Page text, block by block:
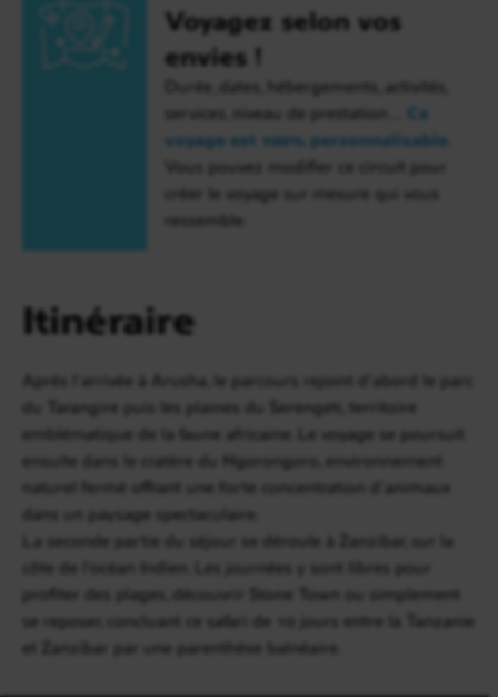
Voyagez selon vos
envies !
Durée, dates, hébergements, activités,
services, niveau de prestation…
Ce
voyage est 100% personnalisable
Vous pouvez modifier ce circuit pour
créer le voyage sur mesure qui vous
ressemble.
Itinéraire
Après l’arrivée à Arusha, le parcours rejoint d’abord le parc
du Tarangire puis les plaines du Serengeti, territoire
emblématique de la faune africaine. Le voyage se poursuit
ensuite dans le cratère du Ngorongoro, environnement
naturel fermé offrant une forte concentration d’animaux
dans un paysage spectaculaire.
La seconde partie du séjour se déroule à Zanzibar, sur la
côte de l’océan Indien. Les journées y sont libres pour
profiter des plages, découvrir Stone Town ou simplement
se reposer, concluant ce safari de 10 jours entre la Tanzanie
et Zanzibar par une parenthèse balnéaire.